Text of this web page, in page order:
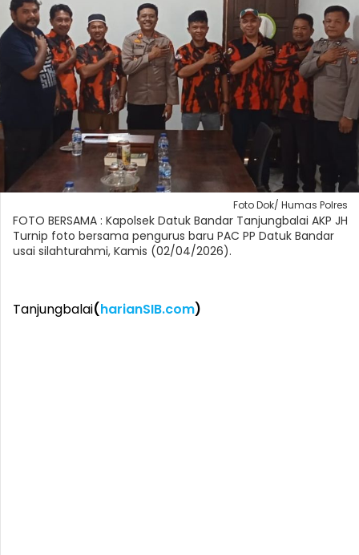
Foto Dok/ Humas Polres
FOTO BERSAMA : Kapolsek Datuk Bandar Tanjungbalai AKP JH
Turnip foto bersama pengurus baru PAC PP Datuk Bandar
usai silahturahmi, Kamis (02/04/2026).
Tanjungbalai(harianSIB.com)